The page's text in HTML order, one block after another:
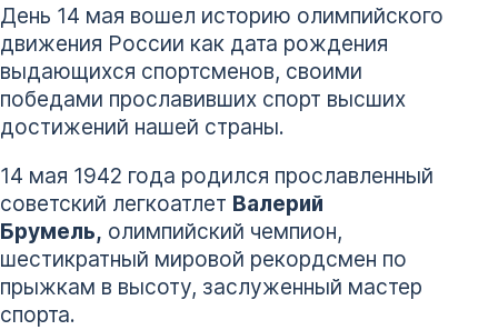
День 14 мая вошел историю олимпийского
движения России как дата рождения
выдающихся спортсменов, своими
победами прославивших спорт высших
достижений нашей страны.
14 мая 1942 года родился прославленный
советский легкоатлет Валерий
Брумель, олимпийский чемпион,
шестикратный мировой рекордсмен по
прыжкам в высоту, заслуженный мастер
спорта.